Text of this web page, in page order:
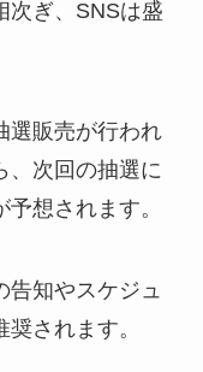
ぎ、SNSは盛
選販売が行われ
、次回の抽選に
想されます。
知やスケジュ
されます。